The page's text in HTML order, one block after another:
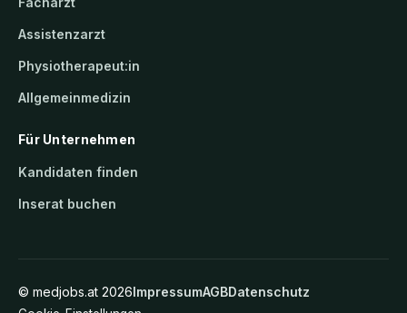
Assistenzarzt
Physiotherapeut:in
Allgemeinmedizin
Für Unternehmen
Kandidaten finden
Inserat buchen
© medjobs.at 2026ImpressumAGBDatenschutz